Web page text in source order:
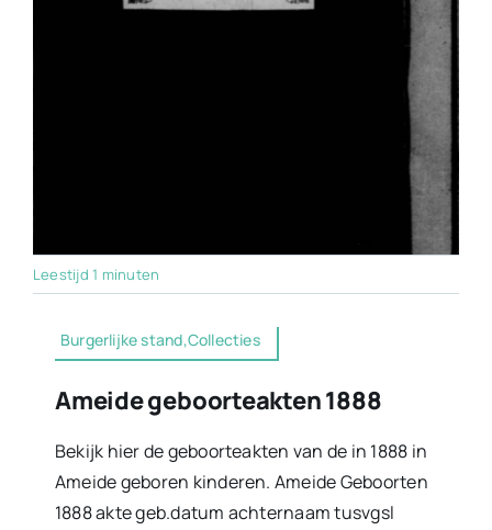
Leestijd 1 minuten
Burgerlijke stand,Collecties
Ameide geboorteakten 1888
Bekijk hier de geboorteakten van de in 1888 in
Ameide geboren kinderen. Ameide Geboorten
1888 akte geb.datum achternaam tusvgsl